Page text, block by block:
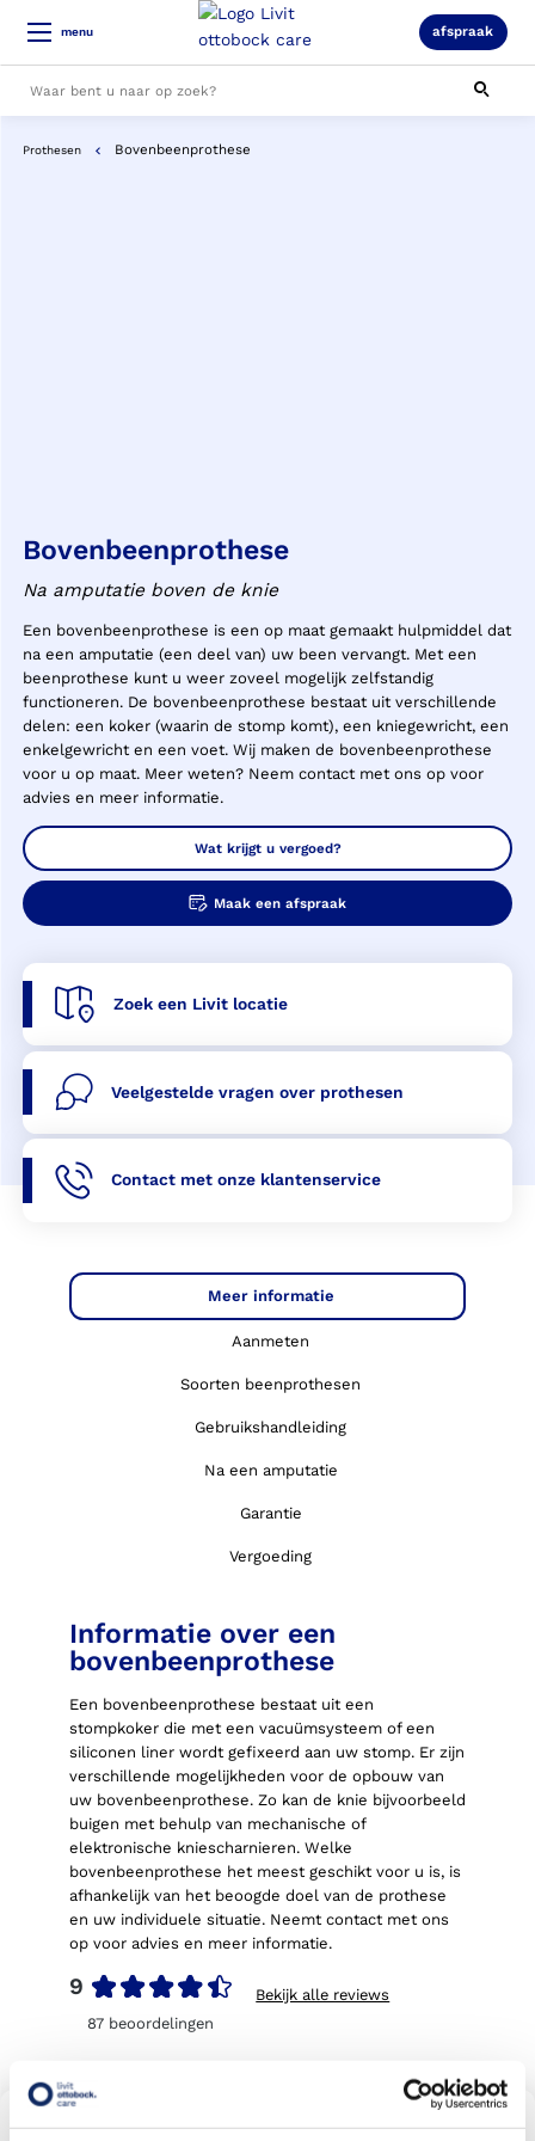
menu afspraak
Alle resultaten
Prothesen Bovenbeenprothese
Bovenbeenprothese
Na amputatie boven de knie
Een bovenbeenprothese is een op maat gemaakt hulpmiddel dat
na een amputatie (een deel van) uw been vervangt. Met een
beenprothese kunt u weer zoveel mogelijk zelfstandig
functioneren. De bovenbeenprothese bestaat uit verschillende
delen: een koker (waarin de stomp komt), een kniegewricht, een
enkelgewricht en een voet. Wij maken de bovenbeenprothese
voor u op maat. Meer weten? Neem contact met ons op voor
advies en meer informatie.
Wat krijgt u vergoed?
Maak een afspraak
Zoek een Livit locatie
Veelgestelde vragen over prothesen
Contact met onze klantenservice
Meer informatie
Aanmeten
Soorten beenprothesen
Gebruikshandleiding
Na een amputatie
Garantie
Vergoeding
Informatie over een
bovenbeenprothese
Een bovenbeenprothese bestaat uit een
stompkoker die met een vacuümsysteem of een
siliconen liner wordt gefixeerd aan uw stomp. Er zijn
verschillende mogelijkheden voor de opbouw van
uw bovenbeenprothese. Zo kan de knie bijvoorbeeld
buigen met behulp van mechanische of
elektronische kniescharnieren. Welke
bovenbeenprothese het meest geschikt voor u is, is
afhankelijk van het beoogde doel van de prothese
en uw individuele situatie. Neemt contact met ons
op voor advies en meer informatie.
9
87beoordelingen
Bekijk alle reviews
Vind een Livit prothesen locatie